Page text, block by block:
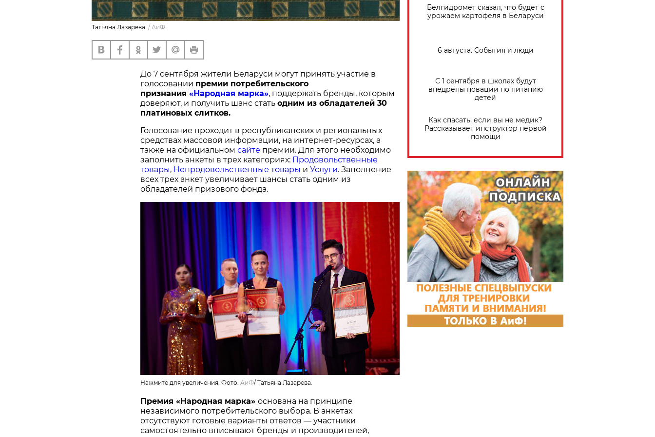
Татьяна Лазарева. / АиФ
До 7 сентября жители Беларуси могут принять участие в
голосовании премии потребительского
признания «Народная марка», поддержать бренды, которым
доверяют, и получить шанс стать одним из обладателей 30
платиновых слитков.
Голосование проходит в республиканских и региональных
средствах массовой информации, на интернет-ресурсах, а
также на официальном сайте премии. Для этого необходимо
заполнить анкеты в трех категориях: Продовольственные
товары, Непродовольственные товары и Услуги. Заполнение
всех трех анкет увеличивает шансы стать одним из
обладателей призового фонда.
Нажмите для увеличения. Фото: АиФ/ Татьяна Лазарева.
Премия «Народная марка» основана на принципе
независимого потребительского выбора. В анкетах
отсутствуют готовые варианты ответов — участники
самостоятельно вписывают бренды и производителей,
Белгидромет сказал, что будет с
урожаем картофеля в Беларуси
6 августа. События и люди
С 1 сентября в школах будут
внедрены новации по питанию
детей
Как спасать, если вы не медик?
Рассказывает инструктор первой
помощи